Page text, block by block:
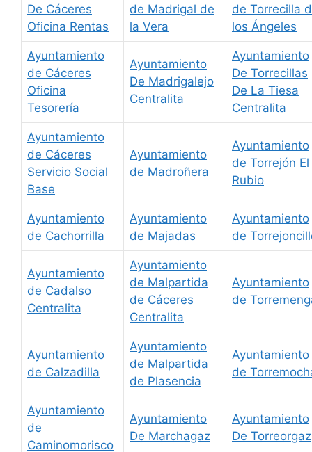
De Cáceres
Oficina Rentas
de Madrigal de
la Vera
de Torrecilla
los Ángeles
Ayuntamiento
de Cáceres
Oficina
Tesorería
Ayuntamiento
De Madrigalejo
Centralita
Ayuntamiento
De Torrecillas
De La Tiesa
Centralita
Ayuntamiento
de Cáceres
Servicio Social
Base
Ayuntamiento
de Madroñera
Ayuntamiento
de Torrejón El
Rubio
Ayuntamiento
de Cachorrilla
Ayuntamiento
de Majadas
Ayuntamiento
de
Ayuntamiento
de Cadalso
Centralita
Ayuntamiento
de Malpartida
de Cáceres
Centralita
Ayuntamiento
de
Ayuntamiento
de Calzadilla
Ayuntamiento
de Malpartida
de Plasencia
Ayuntamiento
de
Ayuntamiento
de
Caminomorisco
Ayuntamiento
De Marchagaz
Ayuntamiento
De Torreorgaz